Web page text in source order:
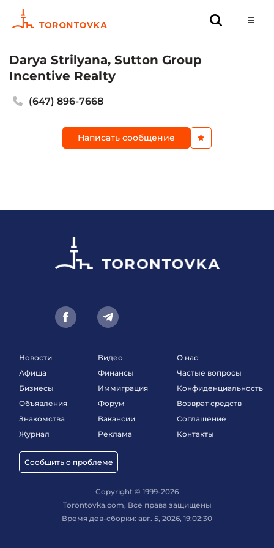
‎Darya Strilyana, Sutton Group
Incentive Realty
(647) 896-7668
Написать сообщение
Новости
Афиша
Бизнесы
Объявления
Знакомства
Журнал
Сообщить о проблеме
Видео
Финансы
Иммиграция
Форум
Вакансии
Реклама
О нас
Частые вопросы
Конфиденциальность
Возврат средств
Соглашение
Контакты
Copyright © 1999-2026
Torontovka.com, Все права защищены
Время дев-сборки: авг. 5, 2026, 19:02:30